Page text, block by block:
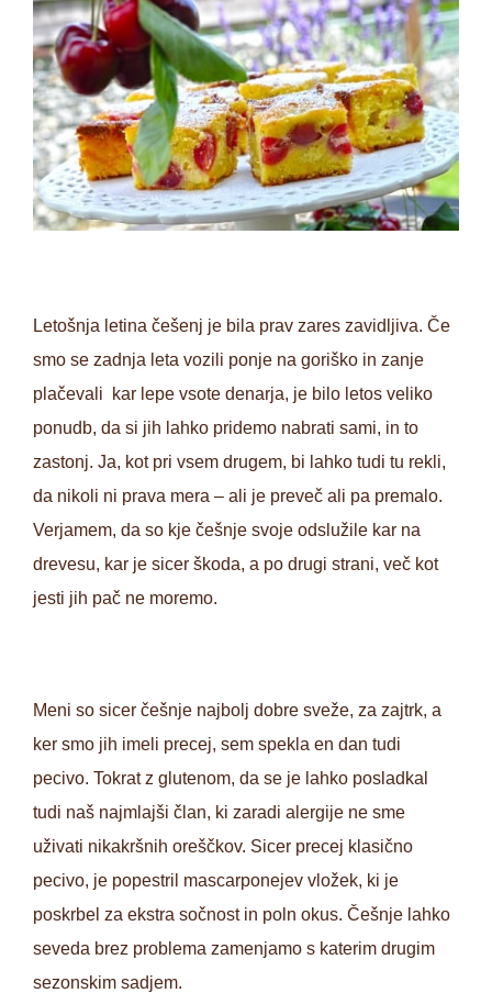
Letošnja letina češenj je bila prav zares zavidljiva. Če
smo se zadnja leta vozili ponje na goriško in zanje
plačevali kar lepe vsote denarja, je bilo letos veliko
ponudb, da si jih lahko pridemo nabrati sami, in to
zastonj. Ja, kot pri vsem drugem, bi lahko tudi tu rekli,
da nikoli ni prava mera – ali je preveč ali pa premalo.
Verjamem, da so kje češnje svoje odslužile kar na
drevesu, kar je sicer škoda, a po drugi strani, več kot
jesti jih pač ne moremo.
Meni so sicer češnje najbolj dobre sveže, za zajtrk, a
ker smo jih imeli precej, sem spekla en dan tudi
pecivo. Tokrat z glutenom, da se je lahko posladkal
tudi naš najmlajši član, ki zaradi alergije ne sme
uživati nikakršnih oreščkov. Sicer precej klasično
pecivo, je popestril mascarponejev vložek, ki je
poskrbel za ekstra sočnost in poln okus. Češnje lahko
seveda brez problema zamenjamo s katerim drugim
sezonskim sadjem.